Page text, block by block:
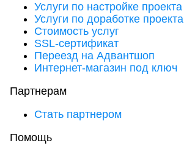
Услуги по настройке проекта
Услуги по доработке проекта
Стоимость услуг
SSL-сертификат
Переезд на Адвантшоп
Интернет-магазин под ключ
Партнерам
Стать партнером
Помощь